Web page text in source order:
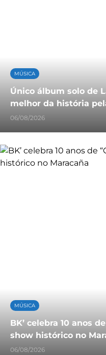
MÚSICA
Único álbum solo de
melhor da história
06/08/2026
MÚSICA
BK’ celebra 10 anos
show histórico no
06/08/2026